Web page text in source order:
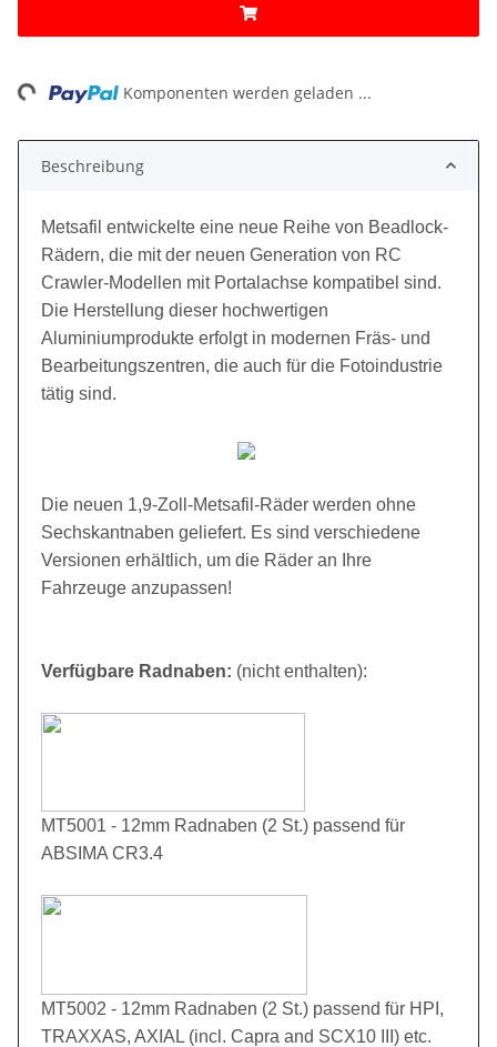
Komponenten werden geladen ...
Beschreibung
Metsafil entwickelte eine neue Reihe von Beadlock-
Rädern, die mit der neuen Generation von RC
Crawler-Modellen mit Portalachse kompatibel sind.
Die Herstellung dieser hochwertigen
Aluminiumprodukte erfolgt in modernen Fräs- und
Bearbeitungszentren, die auch für die Fotoindustrie
tätig sind.
Die neuen 1,9-Zoll-Metsafil-Räder werden ohne
Sechskantnaben geliefert. Es sind verschiedene
Versionen erhältlich, um die Räder an Ihre
Fahrzeuge anzupassen!
Verfügbare Radnaben: (nicht enthalten):
MT5001 - 12mm Radnaben (2 St.) passend für
ABSIMA CR3.4
MT5002 - 12mm Radnaben (2 St.) passend für HPI,
TRAXXAS, AXIAL (incl. Capra and SCX10 III) etc.